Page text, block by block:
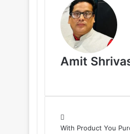
Amit
With Product You